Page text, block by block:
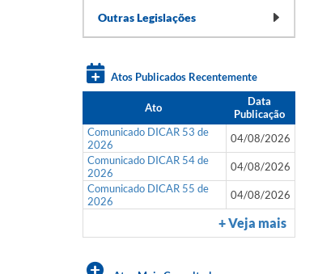
Outras Legislações
Atos Publicados Recentemente
Ato
Data
Publicação
Comunicado DICAR 53 de
2026
04/08/2026
Comunicado DICAR 54 de
2026
04/08/2026
Comunicado DICAR 55 de
2026
04/08/2026
+ Veja mais